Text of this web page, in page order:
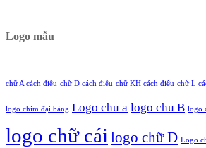
Logo mẫu
chữ A cách điệu chữ D cách điệu chữ KH cách điệu chữ L
logo chim đại bàng Logo chu a logo chu B logo
logo chữ cáilogo chữ D Logo